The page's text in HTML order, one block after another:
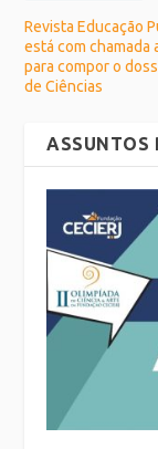
Revista Educação
está com chamada
para compor o
de Ciências
ASSUNTOS